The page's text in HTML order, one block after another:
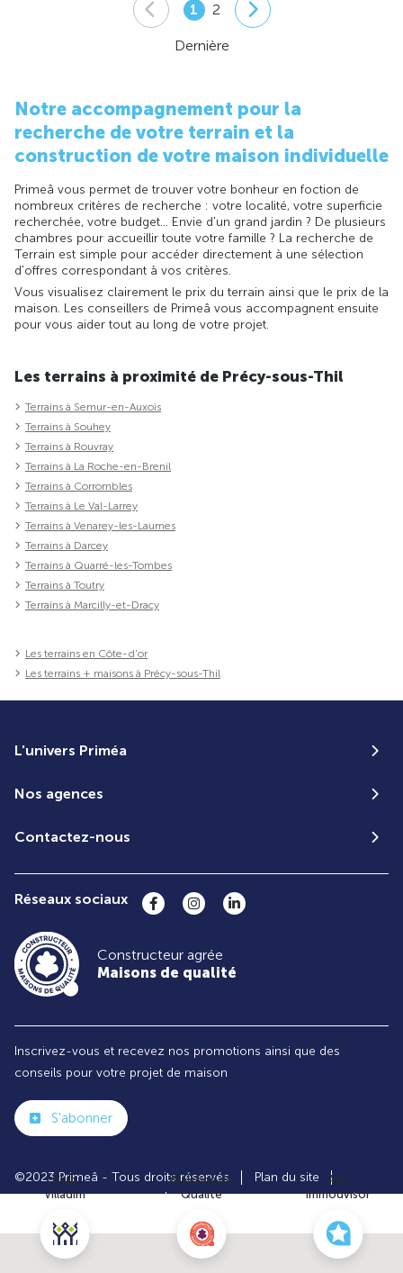
Club
Villadim
Maisons de
Qualité
Avis
Immodvisor
1 2
Dernière
Notre accompagnement pour la
recherche de votre terrain et la
construction de votre maison individuelle
Primeâ vous permet de trouver votre bonheur en foction de
nombreux critères de recherche : votre localité, votre superficie
recherchée, votre budget... Envie d'un grand jardin ? De plusieurs
chambres pour accueillir toute votre famille ? La recherche de
Terrain est simple pour accéder directement à une sélection
d'offres correspondant à vos critères.
Vous visualisez clairement le prix du terrain ainsi que le prix de la
maison. Les conseillers de Primeâ vous accompagnent ensuite
pour vous aider tout au long de votre projet.
Les terrains à proximité de Précy-sous-Thil
Terrains à Semur-en-Auxois
Terrains à Souhey
Terrains à Rouvray
Terrains à La Roche-en-Brenil
Terrains à Corrombles
Terrains à Le Val-Larrey
Terrains à Venarey-les-Laumes
Terrains à Darcey
Terrains à Quarré-les-Tombes
Terrains à Toutry
Terrains à Marcilly-et-Dracy
Les terrains en Côte-d'or
Les terrains + maisons à Précy-sous-Thil
L'univers Priméa
Nos agences
Contactez-nous
Réseaux sociaux
Constructeur agrée
Maisons de qualité
Inscrivez-vous et recevez nos promotions ainsi que des
conseils pour votre projet de maison
S'abonner
©2023 Primeâ - Tous droits réservés
Plan du site
Paramètres des cookies
Politiques de Confidentialités
Mentions légales
Recrutement
Parrainer un ami
Le groupe VILLADIM